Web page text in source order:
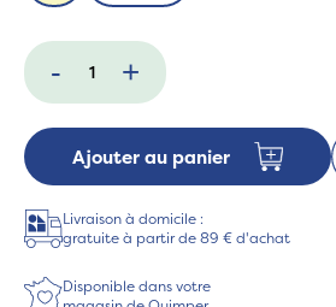
- +
Ajouter au panier
Livraison à domicile :
gratuite à partir de 89 € d'achat
Disponible dans votre